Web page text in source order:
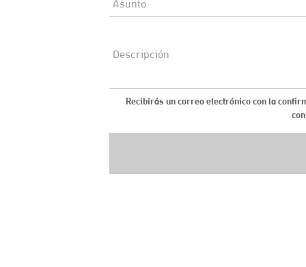
Recibirás un correo electrónico con la